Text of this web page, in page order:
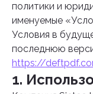
политики и
именуемые
Условия в
последнюю
https://
1.